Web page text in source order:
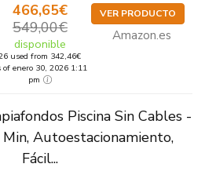
466,65€
549,00€
disponible
used from 342,46€
of enero 30, 2026 1:11
pm
VER PRODUCTO
Amazon.es
Piscina Sin Cables -
Autoestacionamiento,
Fácil...